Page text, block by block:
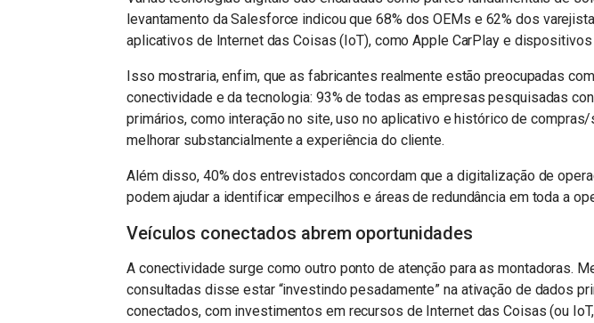
levantamento da Salesforce indicou que 68% dos OEMs e 62% dos
aplicativos de Internet das Coisas (IoT), como Apple CarPlay e
Isso mostraria, enfim, que as fabricantes realmente estão preocupadas
conectividade e da tecnologia: 93% de todas as empresas pesquisadas
primários, como interação no site, uso no aplicativo e histórico de
melhorar substancialmente a experiência do cliente.
Além disso, 40% dos entrevistados concordam que a digitalização de
podem ajudar a identificar empecilhos e áreas de redundância em toda a
Veículos conectados abrem oportunidades
A conectividade surge como outro ponto de atenção para as montadoras.
consultadas disse estar “investindo pesadamente” na ativação de dados
conectados, com investimentos em recursos de Internet das Coisas (ou